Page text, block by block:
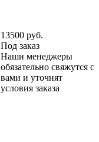
13500 руб.
Под заказ
Наши менеджеры
обязательно свяжутся с
вами и уточнят
условия заказа